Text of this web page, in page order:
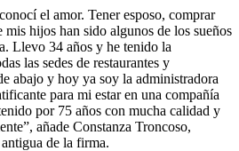
el amor. Tener esposo, comprar
mis hijos han sido algunos de los sueños
Llevo 34 años y he tenido la
las sedes de restaurantes y
abajo y hoy ya soy la administradora
para mi estar en una compañía
por 75 años con mucha calidad y
añade Constanza Troncoso,
de la firma.